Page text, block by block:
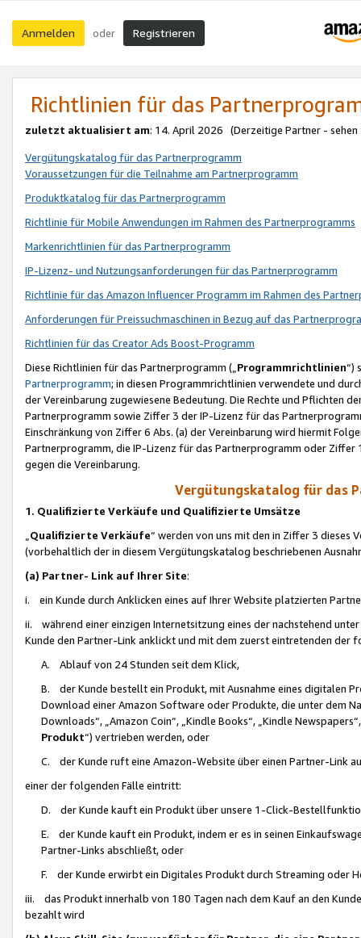
Anmelden oder Registrieren
Richtlinien für das
zuletzt aktualisiert am: 14. April 2026 (Derzeitige Partner - sehen
Vergütungskatalog für das Partnerprogramm
Voraussetzungen für die Teilnahme am Partnerprogramm
Produktkatalog für das Partnerprogramm
Richtlinie für Mobile Anwendungen im Rahmen des Partnerprogramms
Markenrichtlinien für das Partnerprogramm
IP-Lizenz- und Nutzungsanforderungen für das Partnerprogramm
Richtlinie für das Amazon Influencer Programm im Rahmen des
Anforderungen für Preissuchmaschinen in Bezug auf das
Richtlinien für das Creator Ads Boost-Programm
Diese Richtlinien für das Partnerprogramm („Programmrichtlinien“)
Partnerprogramm; in diesen Programmrichtlinien verwendete und
der Vereinbarung zugewiesene Bedeutung. Die Rechte und Pflichten
Partnerprogramm sowie Ziffer 3 der IP-Lizenz für das
Einschränkung von Ziffer 6 Abs. (a) der Vereinbarung wird hiermit
Partnerprogramm, die IP-Lizenz für das Partnerprogramm oder
gegen die Vereinbarung.
Vergütungskatalog für das
1. Qualifizierte Verkäufe und Qualifizierte Umsätze
Qualifizierte Verkäufe“ werden von uns mit den in Ziffer 3
(vorbehaltlich der in diesem Vergütungskatalog beschriebenen
(a) Partner- Link auf Ihrer Site:
i. ein Kunde durch Anklicken eines auf Ihrer Website platzierten
ii. während einer einzigen Internetsitzung eines der nachstehend
Kunde den Partner-Link anklickt und mit dem zuerst eintretenden der
A. Ablauf von 24 Stunden seit dem Klick,
B. der Kunde bestellt ein Produkt, mit Ausnahme eines digitalen
Download einer Amazon Software oder Produkte, die unter dem
Downloads“, „Amazon Coin“, „Kindle Books“, „Kindle
Produkt“) vertrieben werden, oder
C. der Kunde ruft eine Amazon-Website über einen Partner-Link
einer der folgenden Fälle eintritt:
D. der Kunde kauft ein Produkt über unsere 1-Click-
E. der Kunde kauft ein Produkt, indem er es in seinen
Partner-Links abschließt, oder
F. der Kunde erwirbt ein Digitales Produkt durch Streaming oder
iii. das Produkt innerhalb von 180 Tagen nach dem Kauf an den
bezahlt wird